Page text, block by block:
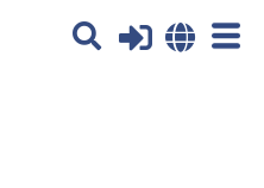
További tájékoztatás itt: